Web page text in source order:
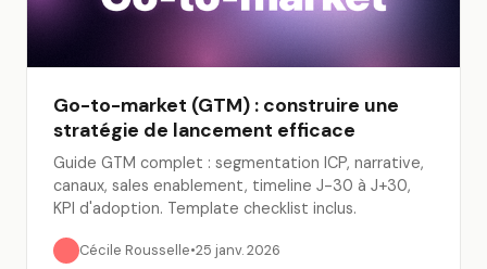
Go-to-market (GTM) : construire une
stratégie de lancement efficace
Guide GTM complet : segmentation ICP, narrative,
canaux, sales enablement, timeline J-30 à J+30,
KPI d'adoption. Template checklist inclus.
Cécile Rousselle•25 janv. 2026